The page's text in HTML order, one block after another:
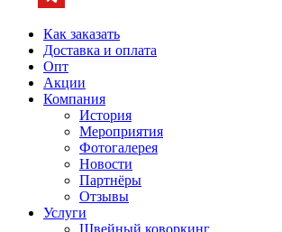
Как заказать
Доставка и оплата
Опт
Акции
Компания
История
Мероприятия
Фотогалерея
Новости
Партнёры
Отзывы
Услуги
Швейный коворкинг